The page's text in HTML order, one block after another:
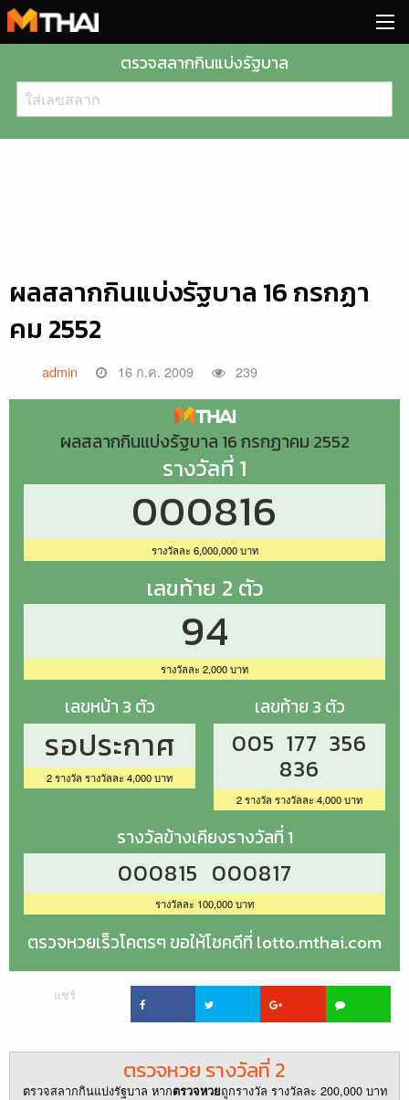
Skip
to
ตรวจสลากกินแบ่งรัฐบาล
ผลสลากกินแบ่งรัฐบาล 16 กรกฏา
คม 2552
admin 16 ก.ค. 2009 239
ผลสลากกินแบ่งรัฐบาล 16 กรกฏาคม 2552
รางวัลที่ 1
000816
รางวัลละ 6,000,000 บาท
เลขท้าย 2 ตัว
94
รางวัลละ 2,000 บาท
เลขหน้า 3 ตัว
รอประกาศ
2 รางวัล รางวัลละ 4,000 บาท
เลขท้าย 3 ตัว
005 177 356
836
2 รางวัล รางวัลละ 4,000 บาท
รางวัลข้างเคียงรางวัลที่ 1
000815 000817
รางวัลละ 100,000 บาท
ตรวจหวยเร็วโคตรๆ ขอให้โชคดีที่ lotto.mthai.com
แชร์
ตรวจหวย รางวัลที่ 2
ตรวจสลากกินแบ่งรัฐบาล หากตรวจหวยถูกรางวัล รางวัลละ 200,000 บาท